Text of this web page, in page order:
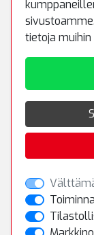
tietoja muihin